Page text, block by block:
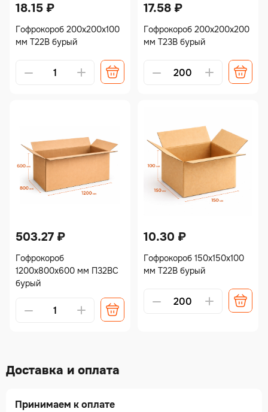
18.15 ₽
Гофрокороб 200х200х100
мм Т22В бурый
17.58 ₽
Гофрокороб 200х200х200
мм Т23В бурый
503.27 ₽
Гофрокороб
1200х800х600 мм П32ВС
бурый
10.30 ₽
Гофрокороб 150х150х100
мм Т22В бурый
Доставка и оплата
Принимаем к оплате